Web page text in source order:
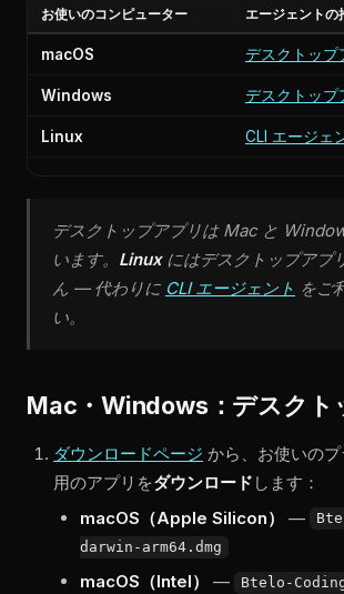
お使いのコンピューター エージェントの
macOS デスクトップ
Windows デスクトップ
Linux CLI エージェ
デスクトップアプリは Mac と
います。 Linuxにはデスクトップアプ
ん — 代わりに CLI エージェント をご
い。
Mac・Windows：デスクト
ダウンロードページ から、お使いの
用のアプリをダウンロード します：
macOS（Apple Silicon）
—
darwin-arm64.dmg
macOS（Intel） —
Btelo-